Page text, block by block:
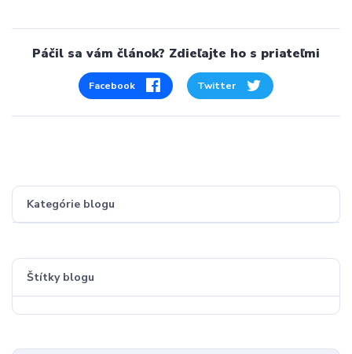
Kategórie blogu
Štítky blogu
Páčil sa vám článok? Zdieľajte ho s priateľmi
Facebook Twitter